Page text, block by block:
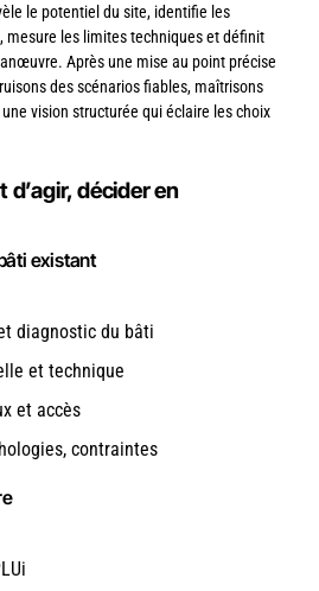
le potentiel du site, identifie les
mesure les limites techniques et définit
Après une mise au point précise
des scénarios fiables, maîtrisons
vision structurée qui éclaire les choix
décider en
existant
diagnostic du bâti
et technique
et accès
contraintes